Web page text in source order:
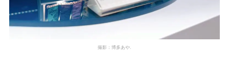
撮影：博多あや.